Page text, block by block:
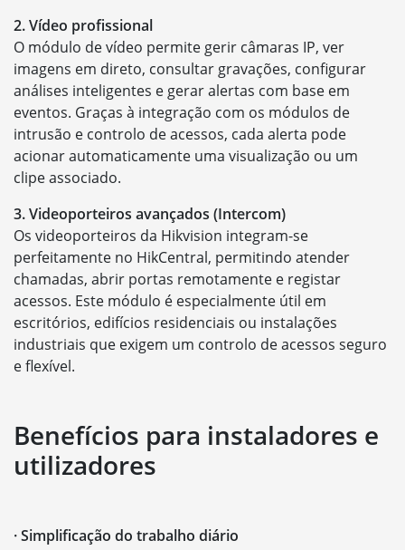
2. Vídeo profissional
O módulo de vídeo permite gerir câmaras IP, ver
imagens em direto, consultar gravações, configurar
análises inteligentes e gerar alertas com base em
eventos. Graças à integração com os módulos de
intrusão e controlo de acessos, cada alerta pode
acionar automaticamente uma visualização ou um
clipe associado.
3. Videoporteiros avançados (Intercom)
Os videoporteiros da Hikvision integram-se
perfeitamente no HikCentral, permitindo atender
chamadas, abrir portas remotamente e registar
acessos. Este módulo é especialmente útil em
escritórios, edifícios residenciais ou instalações
industriais que exigem um controlo de acessos seguro
e flexível.
Benefícios para instaladores e
utilizadores
· Simplificação do trabalho diário